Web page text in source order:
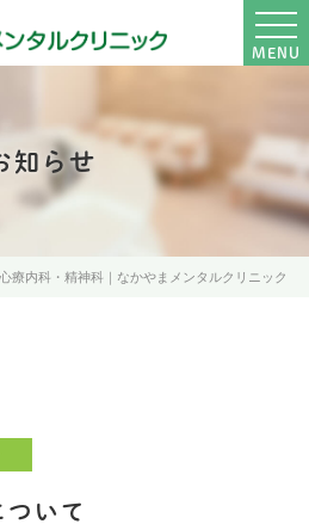
MENU
知らせ
療内科・精神科｜なかやまメンタルクリニック
いて